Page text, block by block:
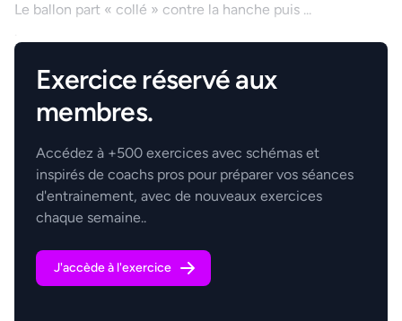
Le ballon part « collé » contre la hanche puis ...
Exercice réservé aux
membres.
Accédez à +500 exercices avec schémas et
inspirés de coachs pros pour préparer vos séances
d'entrainement, avec de nouveaux exercices
chaque semaine..
J'accède à l'exercice